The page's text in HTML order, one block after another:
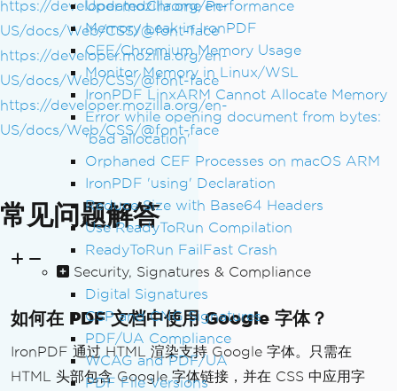
UpdatedChrome Performance
Memory Leak in IronPDF
CEF/Chromium Memory Usage
Monitor Memory in Linux/WSL
IronPDF LinxARM Cannot Allocate Memory
Error while opening document from bytes:
'bad allocation'
Orphaned CEF Processes on macOS ARM
IronPDF 'using' Declaration
Reduce Size with Base64 Headers
Use ReadyToRun Compilation
ReadyToRun FailFast Crash
Security, Signatures & Compliance
Digital Signatures
CSP and CNG Signatures
PDF/UA Compliance
WCAG and PDF/UA
PDF File Versions
https://developer.mozilla.org/en-
US/docs/Web/CSS/@font-face
https://developer.mozilla.org/en-
US/docs/Web/CSS/@font-face
https://developer.mozilla.org/en-
US/docs/Web/CSS/@font-face
常见问题解答
如何在 PDF 文档中使用 Google 字体？
IronPDF 通过 HTML 渲染支持 Google 字体。只需在
HTML 头部包含 Google 字体链接，并在 CSS 中应用字